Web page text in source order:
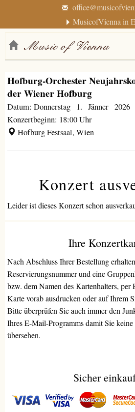
MusicofVienna in
Hofburg-Orchester
der Wiener Hofburg
Datum: Donnerstag 1. Jänner 2026
Konzertbeginn: 18:00 Uhr
Hofburg Festsaal, Wien
Konzert
Leider ist dieses Konzert schon
Ihre
Nach Abschluss Ihrer Bestellung
Reservierungsnummer und eine
bzw. dem Namen des Kartenhalters,
Karte vorab ausdrucken oder auf Ihrem
Bitte überprüfen Sie auch immer den
Ihres E-Mail-Programms damit Sie
übersehen.
Sicher